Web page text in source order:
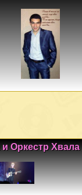
Оркестр Хвала